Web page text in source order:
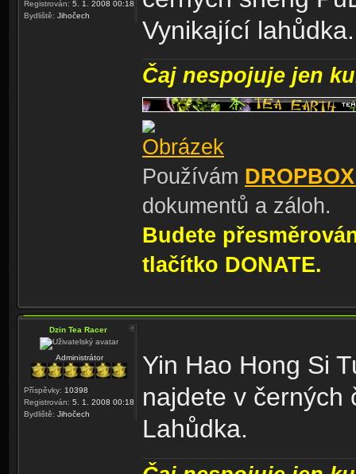
Registrován: 5. 1. 2008 00:18
Bydliště: Jihočech
Vynikající
Čaj nespojuje jen
Používám
dokumentů a záloh.
Budete
tlačítko DONATE.
Dzin Tea Racer
Administrátor
Příspěvky: 10398
Registrován: 5. 1. 2008 00:18
Bydliště: Jihočech
Yin Hao Hong Si
najdete v černých
Lahůdka.